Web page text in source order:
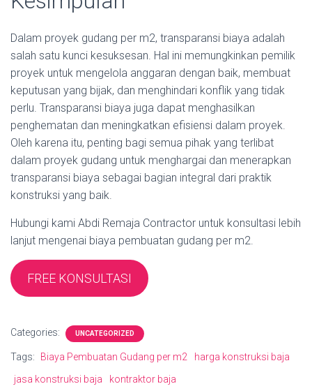
Dalam proyek gudang per m2, transparansi biaya adalah
salah satu kunci kesuksesan. Hal ini memungkinkan pemilik
proyek untuk mengelola anggaran dengan baik, membuat
keputusan yang bijak, dan menghindari konflik yang tidak
perlu. Transparansi biaya juga dapat menghasilkan
penghematan dan meningkatkan efisiensi dalam proyek.
Oleh karena itu, penting bagi semua pihak yang terlibat
dalam proyek gudang untuk menghargai dan menerapkan
transparansi biaya sebagai bagian integral dari praktik
konstruksi yang baik.
Hubungi kami Abdi Remaja Contractor untuk konsultasi lebih
lanjut mengenai biaya pembuatan gudang per m2.
FREE KONSULTASI
Categories: UNCATEGORIZED
Tags: Biaya Pembuatan Gudang per m2
harga konstruksi baja
jasa konstruksi baja
kontraktor baja